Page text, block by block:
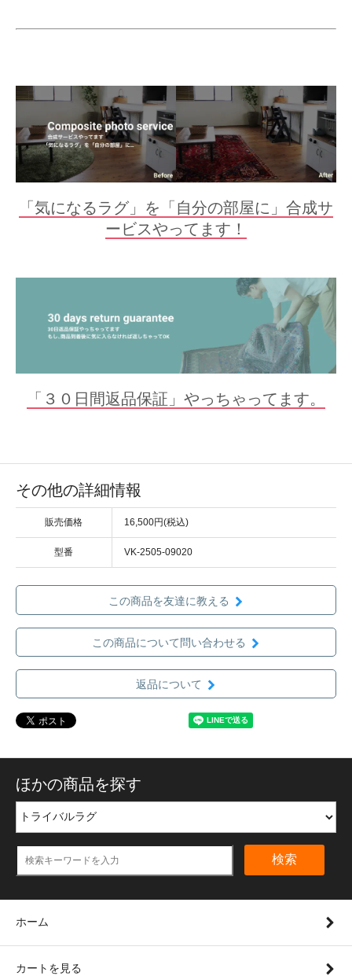
「気になるラグ」を「自分の部屋に」合成サ
ービスやってます！
「３０日間返品保証」やっちゃってます。
その他の詳細情報
販売価格 16,500円(税込)
型番 VK-2505-09020
この商品を友達に教える
この商品について問い合わせる
返品について
ほかの商品を探す
検索
ホーム
カートを見る